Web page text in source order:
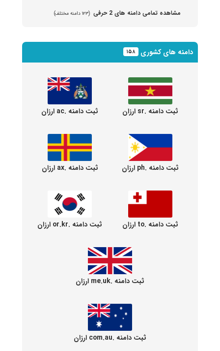
مشاهده تمامی دامنه های 2 حرفی (۱۲۳ دامنه مختلف)
دامنه های کشوری ۱۵۸
ثبت دامنه .sr ارزان ثبت دامنه .ac ارزان
ثبت دامنه .ph ارزان ثبت دامنه .ax ارزان
ثبت دامنه .to ارزان ثبت دامنه .or.kr ارزان
ثبت دامنه .me.uk ارزان
ثبت دامنه .com.au ارزان